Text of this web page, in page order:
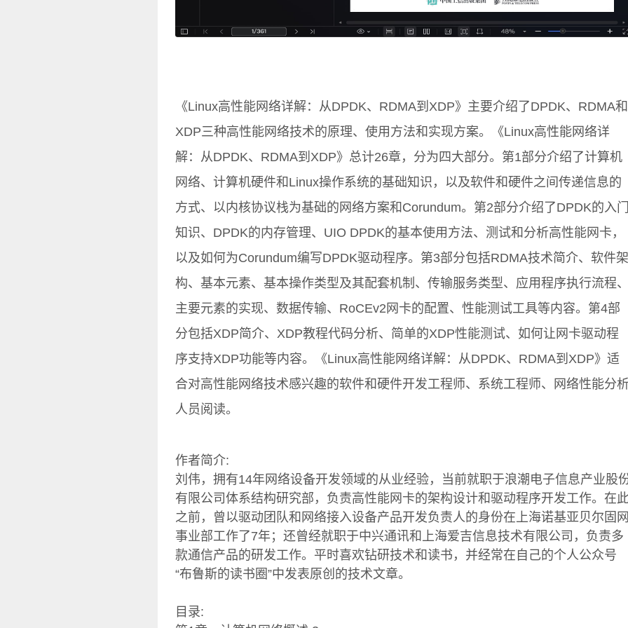
《Linux高性能网络详解：从DPDK、RDMA到XDP》主要介绍了DPDK、RDMA和
XDP三种高性能网络技术的原理、使用方法和实现方案。《Linux高性能网络详
解：从DPDK、RDMA到XDP》总计26章，分为四大部分。第1部分介绍了计算机
网络、计算机硬件和Linux操作系统的基础知识，以及软件和硬件之间传递信息的
方式、以内核协议栈为基础的网络方案和Corundum。第2部分介绍了DPDK的入门
知识、DPDK的内存管理、UIO DPDK的基本使用方法、测试和分析高性能网卡，
以及如何为Corundum编写DPDK驱动程序。第3部分包括RDMA技术简介、软件架
构、基本元素、基本操作类型及其配套机制、传输服务类型、应用程序执行流程、
主要元素的实现、数据传输、RoCEv2网卡的配置、性能测试工具等内容。第4部
分包括XDP简介、XDP教程代码分析、简单的XDP性能测试、如何让网卡驱动程
序支持XDP功能等内容。《Linux高性能网络详解：从DPDK、RDMA到XDP》适
合对高性能网络技术感兴趣的软件和硬件开发工程师、系统工程师、网络性能分
人员阅读。
作者简介:
刘伟，拥有14年网络设备开发领域的从业经验，当前就职于浪潮电子信息产业股
有限公司体系结构研究部，负责高性能网卡的架构设计和驱动程序开发工作。在
之前，曾以驱动团队和网络接入设备产品开发负责人的身份在上海诺基亚贝尔固网
事业部工作了7年；还曾经就职于中兴通讯和上海爱吉信息技术有限公司，负责多
款通信产品的研发工作。平时喜欢钻研技术和读书，并经常在自己的个人公众号
“布鲁斯的读书圈”中发表原创的技术文章。
目录: